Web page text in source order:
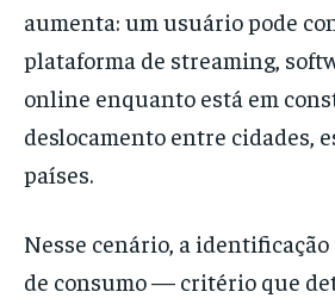
aumenta: um usuário pode
plataforma de streaming,
online enquanto está em
deslocamento entre cidades,
países.
Nesse cenário, a
de consumo — critério que